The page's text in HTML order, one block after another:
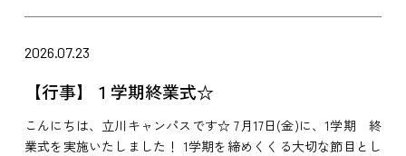
2026.07.23
【行事】１学期終業式☆
こんにちは、立川キャンパスです☆ 7月17日(金)に、1学期 終
業式を実施いたしました！ 1学期を締めくくる大切な節目とし